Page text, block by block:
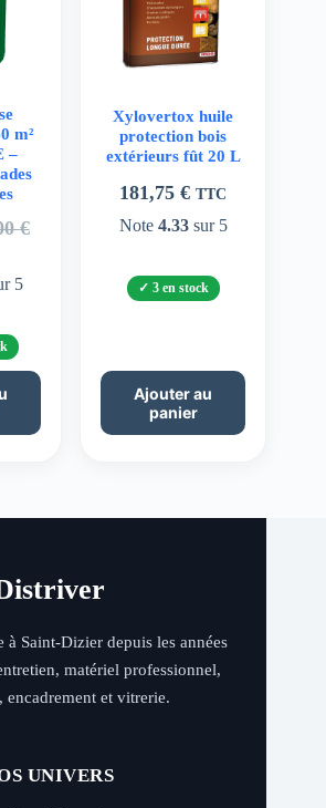
m²
–
€
€.
€.
5
Xylovertox huile
protection bois
extérieurs fût 20 L
181,75€ TTC
Note 4.33sur 5
3 en stock
Ajouter au
panier
Saint-Dizier depuis les années
matériel professionnel,
encadrement et vitrerie.
UNIVERS